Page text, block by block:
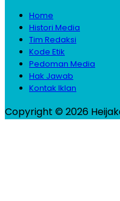
Home
Histori Media
Tim Redaksi
Kode Etik
Pedoman Media
Hak Jawab
Kontak Iklan
Copyright © 2026